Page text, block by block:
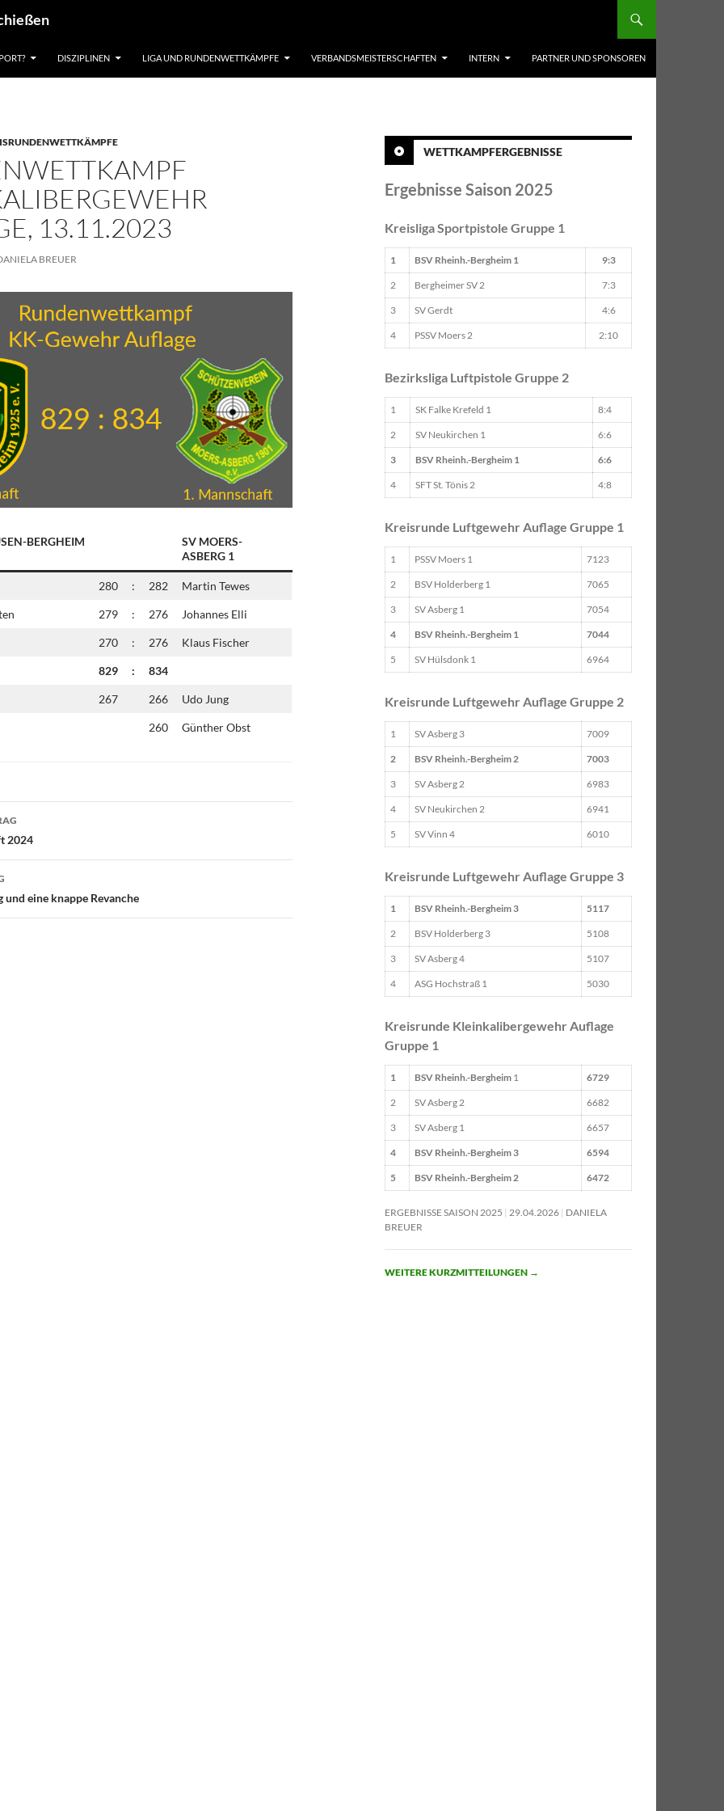
DISZIPLINEN LIGA UND RUNDENWETTKÄMPFE VERBANDSMEISTERSCHAFTEN INTERN PARTNER UND SPONSOREN
13.11.2023
BREUER
BERGHEIM
SV MOERS-
ASBERG 1
280 : 282 Martin Tewes
279 : 276 Johannes Elli
270 : 276 Klaus Fischer
829 : 834
267 266 Udo Jung
260 Günther Obst
2024
und eine knappe Revanche
WETTKAMPFERGEBNISSE
Ergebnisse Saison 2025
Kreisliga Sportpistole Gruppe 1
1 BSV Rheinh.-Bergheim 1 9:3
2 Bergheimer SV 2 7:3
3 SV Gerdt 4:6
4 PSSV Moers 2 2:10
Bezirksliga Luftpistole Gruppe 2
1 SK Falke Krefeld 1 8:4
2 SV Neukirchen 1 6:6
3 BSV Rheinh.-Bergheim 1 6:6
4 SFT St. Tönis 2 4:8
Kreisrunde Luftgewehr Auflage Gruppe 1
1 PSSV Moers 1 7123
2 BSV Holderberg 1 7065
3 SV Asberg 1 7054
4 BSV Rheinh.-Bergheim 1 7044
5 SV Hülsdonk 1 6964
Kreisrunde Luftgewehr Auflage Gruppe 2
1 SV Asberg 3 7009
2 BSV Rheinh.-Bergheim 2 7003
3 SV Asberg 2 6983
4 SV Neukirchen 2 6941
5 SV Vinn 4 6010
Kreisrunde Luftgewehr Auflage Gruppe 3
1 BSV Rheinh.-Bergheim 3 5117
2 BSV Holderberg 3 5108
3 SV Asberg 4 5107
4 ASG Hochstraß 1 5030
Kreisrunde Kleinkalibergewehr Auflage
Gruppe 1
1 BSV Rheinh.-Bergheim 1 6729
2 SV Asberg 2 6682
3 SV Asberg 1 6657
4 BSV Rheinh.-Bergheim 3 6594
5 BSV Rheinh.-Bergheim 2 6472
ERGEBNISSE SAISON 2025 29.04.2026 DANIELA
BREUER
WEITERE KURZMITTEILUNGEN →